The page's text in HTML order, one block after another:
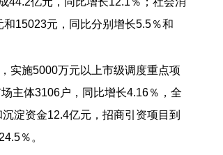
15023元，同比分别增长5.5％和
实施5000万元以上市级调度重点项
主体3106户，同比增长4.16％，全
淀资金12.4亿元，招商引资项目到
％。